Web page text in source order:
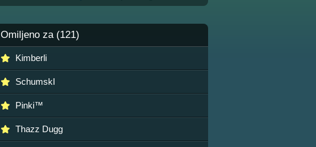
Omiljeno za (121)
Kimberli
SchumskI
Pinki™
Thazz Dugg